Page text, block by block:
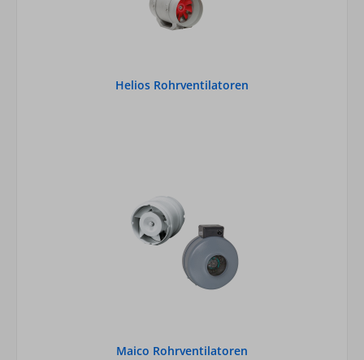
Helios Rohrventilatoren
Maico Rohrventilatoren